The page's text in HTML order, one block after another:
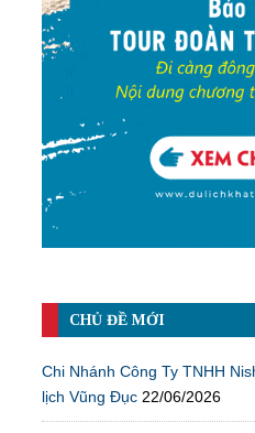
CHỦ ĐỀ MỚI
Chi Nhánh Công Ty TNHH
lịch Vũng Đục 22/06/2026